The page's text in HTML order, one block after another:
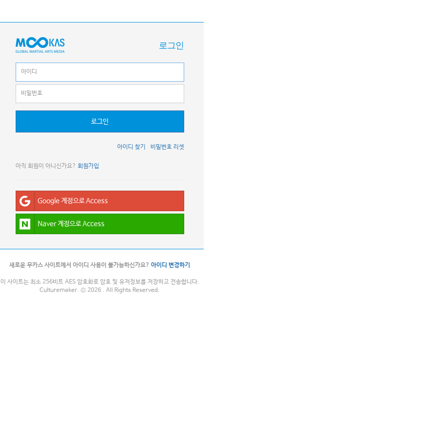
로그인
로그인
비밀번호 리셋
아이디 찾기
아직 회원이 아니신가요? 회원가입
Google 계정으로 Access
Naver 계정으로 Access
새로운 무카스 사이트에서 아이디 사용이 불가능하신가요? 아이디 변경하기
이 사이트는 최소 256비트 AES 암호화로 암호 및 유저정보를 저장하고 전송합니다.
Culturemaker. © 2026 . All Rights Reserved.